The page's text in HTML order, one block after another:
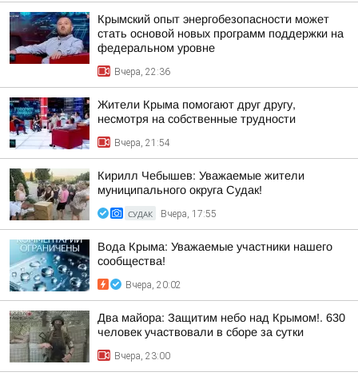
Крымский опыт энергобезопасности может
стать основой новых программ поддержки на
федеральном уровне
Вчера, 22:36
Жители Крыма помогают друг другу,
несмотря на собственные трудности
Вчера, 21:54
Кирилл Чебышев: Уважаемые жители
муниципального округа Судак!
СУДАК Вчера, 17:55
Вода Крыма: Уважаемые участники нашего
сообщества!
Вчера, 20:02
Два майора: Защитим небо над Крымом!. 630
человек участвовали в сборе за сутки
Вчера, 23:00